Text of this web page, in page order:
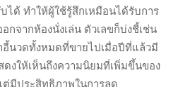
ได้ ทำให้ผู้ใช้รู้สึกเหมือนได้รับการ
จากห้องนั่งเล่น ตัวเลขก็บ่งชี้เช่น
อี้นวดทั้งหมดที่ขายไปเมื่อปีที่แล้วมี
งให้เห็นถึงความนิยมที่เพิ่มขึ้นของ
มีประสิทธิภาพในการลด